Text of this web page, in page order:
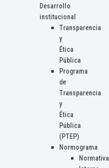
Desarrollo
institucional
Transparencia
y
Ética
Pública
Programa
de
Transparencia
y
Ética
Pública
(PTEP)
Normograma
Normativa